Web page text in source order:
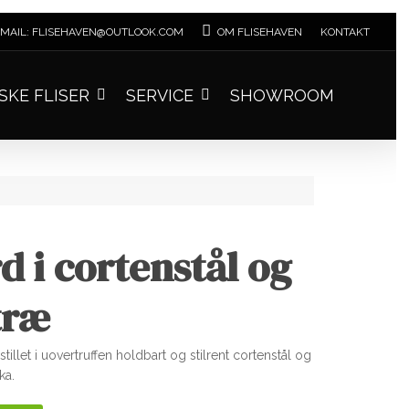
MAIL: FLISEHAVEN@OUTLOOK.COM OM FLISEHAVEN KONTAKT
FLISER SERVICE SHOWROOM
i cortenstål og
i uovertruffen holdbart og stilrent cortenstål og